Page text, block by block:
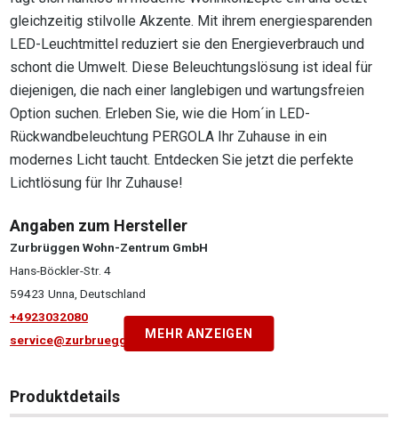
gleichzeitig stilvolle Akzente. Mit ihrem energiesparenden
LED-Leuchtmittel reduziert sie den Energieverbrauch und
schont die Umwelt. Diese Beleuchtungslösung ist ideal für
diejenigen, die nach einer langlebigen und wartungsfreien
Option suchen. Erleben Sie, wie die Hom´in LED-
Rückwandbeleuchtung PERGOLA Ihr Zuhause in ein
modernes Licht taucht. Entdecken Sie jetzt die perfekte
Lichtlösung für Ihr Zuhause!
Angaben zum Hersteller
Zurbrüggen Wohn-Zentrum GmbH
Hans-Böckler-Str. 4
59423 Unna, Deutschland
+4923032080
service@zurbrueggen.deMEHR ANZEIGEN
Produktdetails